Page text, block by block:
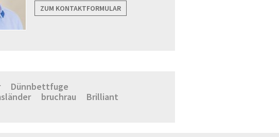
ZUM KONTAKTFORMULAR
Dünnbettfuge
bruchrau
Brilliant